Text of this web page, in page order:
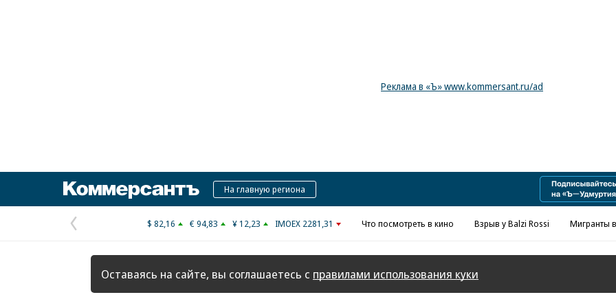
Реклама в «Ъ» www.kommersant.ru/ad
КоммерсантъНа главную региона
Предыдущая
страница
$ 82,16 € 94,83 ¥ 12,23 IMOEX 2281,31 Что посмотреть в кино Взрыв у Balzi Rossi Мигранты
Оставаясь на сайте, вы соглашаетесь с правилами использования куки